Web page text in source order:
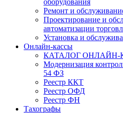
оборудования
Ремонт и
Проектирование и
автоматизации
Установка и
Онлайн-кассы
КАТАЛОГ ОНЛАЙН-
Модернизация
54 ФЗ
Реестр ККТ
Реестр ОФД
Реестр ФН
Тахографы